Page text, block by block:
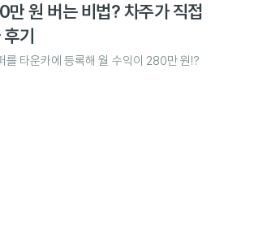
원 버는 비법? 차주가 직접
기
를 타운카에 등록해 월 수익이 280만 원!?